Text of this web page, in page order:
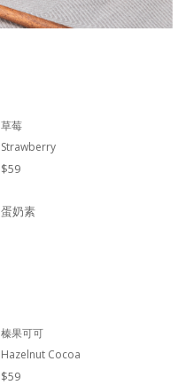
草莓
Strawberry
$59
蛋奶素
榛果可可
Hazelnut Cocoa
$59